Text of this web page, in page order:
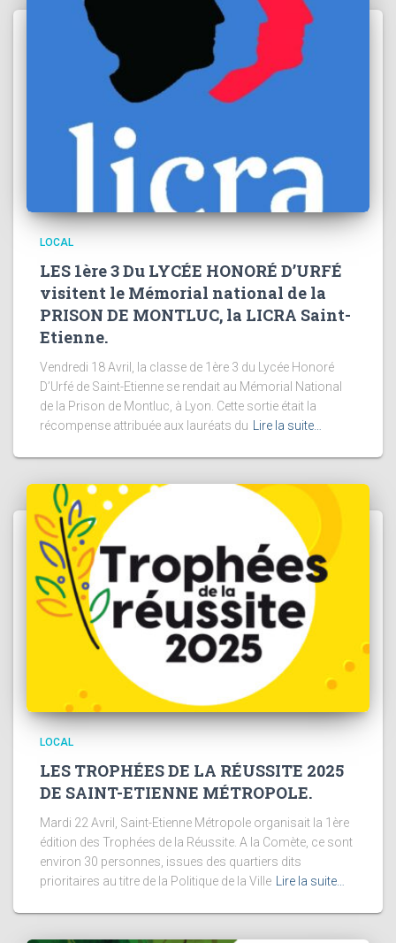
LOCAL
LES 1ère 3 Du LYCÉE HONORÉ D’URFÉ
visitent le Mémorial national de la
PRISON DE MONTLUC, la LICRA Saint-
Etienne.
Vendredi 18 Avril, la classe de 1ère 3 du Lycée Honoré
D’Urfé de Saint-Etienne se rendait au Mémorial National
de la Prison de Montluc, à Lyon. Cette sortie était la
récompense attribuée aux lauréats du
Lire la suite…
LOCAL
LES TROPHÉES DE LA RÉUSSITE 2025
DE SAINT-ETIENNE MÉTROPOLE.
Mardi 22 Avril, Saint-Etienne Métropole organisait la 1ère
édition des Trophées de la Réussite. A la Comète, ce sont
environ 30 personnes, issues des quartiers dits
prioritaires au titre de la Politique de la Ville Lire la suite…